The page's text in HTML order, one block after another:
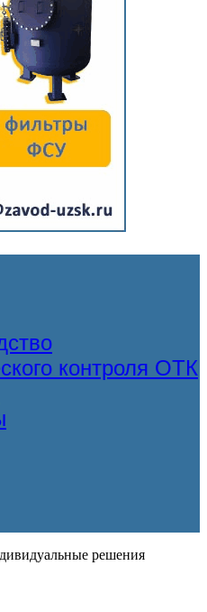
контроля ОТК
решения